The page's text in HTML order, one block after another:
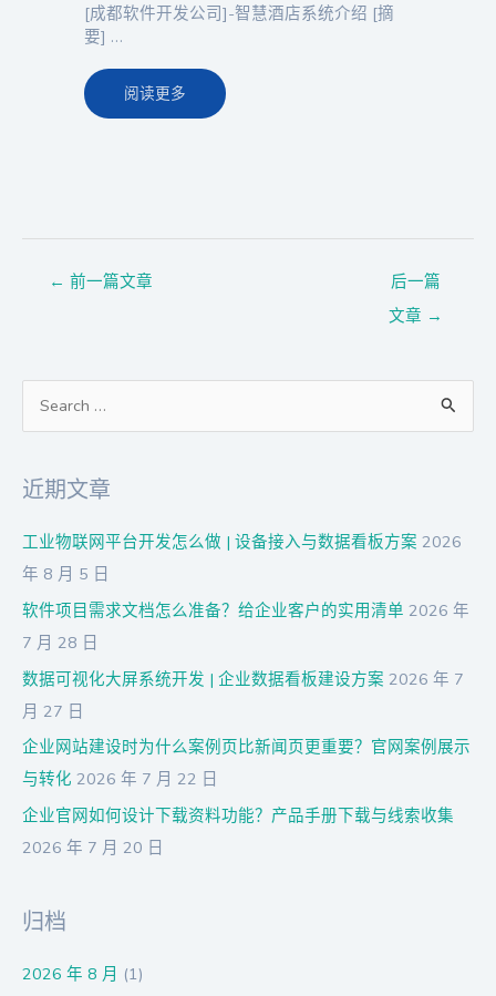
[成都软件开发公司]-智慧酒店系统介绍 [摘
要] …
阅读更多
← 前一篇文章
后一篇
文章 →
：
近期文章
工业物联网平台开发怎么做 | 设备接入与数据看板方案 2026
年 8 月 5 日
软件项目需求文档怎么准备？给企业客户的实用清单 2026 年
7 月 28 日
数据可视化大屏系统开发 | 企业数据看板建设方案 2026 年 7
月 27 日
企业网站建设时为什么案例页比新闻页更重要？官网案例展示
与转化 2026 年 7 月 22 日
企业官网如何设计下载资料功能？产品手册下载与线索收集
2026 年 7 月 20 日
归档
2026 年 8 月 (1)